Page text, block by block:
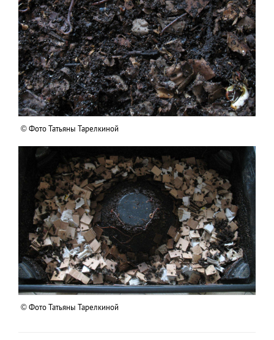
© Фото Татьяны Тарелкиной
© Фото Татьяны Тарелкиной